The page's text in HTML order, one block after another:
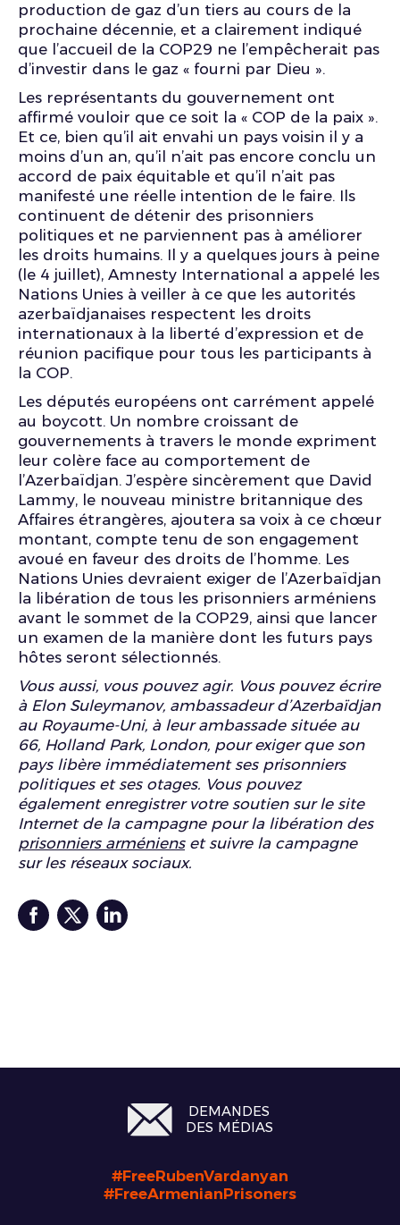
production de gaz d’un tiers au cours de la
prochaine décennie, et a clairement indiqué
que l’accueil de la COP29 ne l’empêcherait pas
d’investir dans le gaz « fourni par Dieu ».
Les représentants du gouvernement ont
affirmé vouloir que ce soit la « COP de la paix ».
Et ce, bien qu’il ait envahi un pays voisin il y a
moins d’un an, qu’il n’ait pas encore conclu un
accord de paix équitable et qu’il n’ait pas
manifesté une réelle intention de le faire. Ils
continuent de détenir des prisonniers
politiques et ne parviennent pas à améliorer
les droits humains. Il y a quelques jours à peine
(le 4 juillet), Amnesty International a appelé les
Nations Unies à veiller à ce que les autorités
azerbaïdjanaises respectent les droits
internationaux à la liberté d’expression et de
réunion pacifique pour tous les participants à
la COP.
Les députés européens ont carrément appelé
au boycott. Un nombre croissant de
gouvernements à travers le monde expriment
leur colère face au comportement de
l’Azerbaïdjan. J’espère sincèrement que David
Lammy, le nouveau ministre britannique des
Affaires étrangères, ajoutera sa voix à ce chœur
montant, compte tenu de son engagement
avoué en faveur des droits de l’homme. Les
Nations Unies devraient exiger de l’Azerbaïdjan
la libération de tous les prisonniers arméniens
avant le sommet de la COP29, ainsi que lancer
un examen de la manière dont les futurs pays
hôtes seront sélectionnés.
Vous aussi, vous pouvez agir. Vous pouvez écrire
à Elon Suleymanov, ambassadeur d’Azerbaïdjan
au Royaume-Uni, à leur ambassade située au
66, Holland Park, London, pour exiger que son
pays libère immédiatement ses prisonniers
politiques et ses otages. Vous pouvez
également enregistrer votre soutien sur le site
Internet de la campagne pour la libération des
prisonniers arménienset suivre la campagne
sur les réseaux sociaux.
DEMANDES
DES MÉDIAS
#FreeRubenVardanyan
#FreeArmenianPrisoners